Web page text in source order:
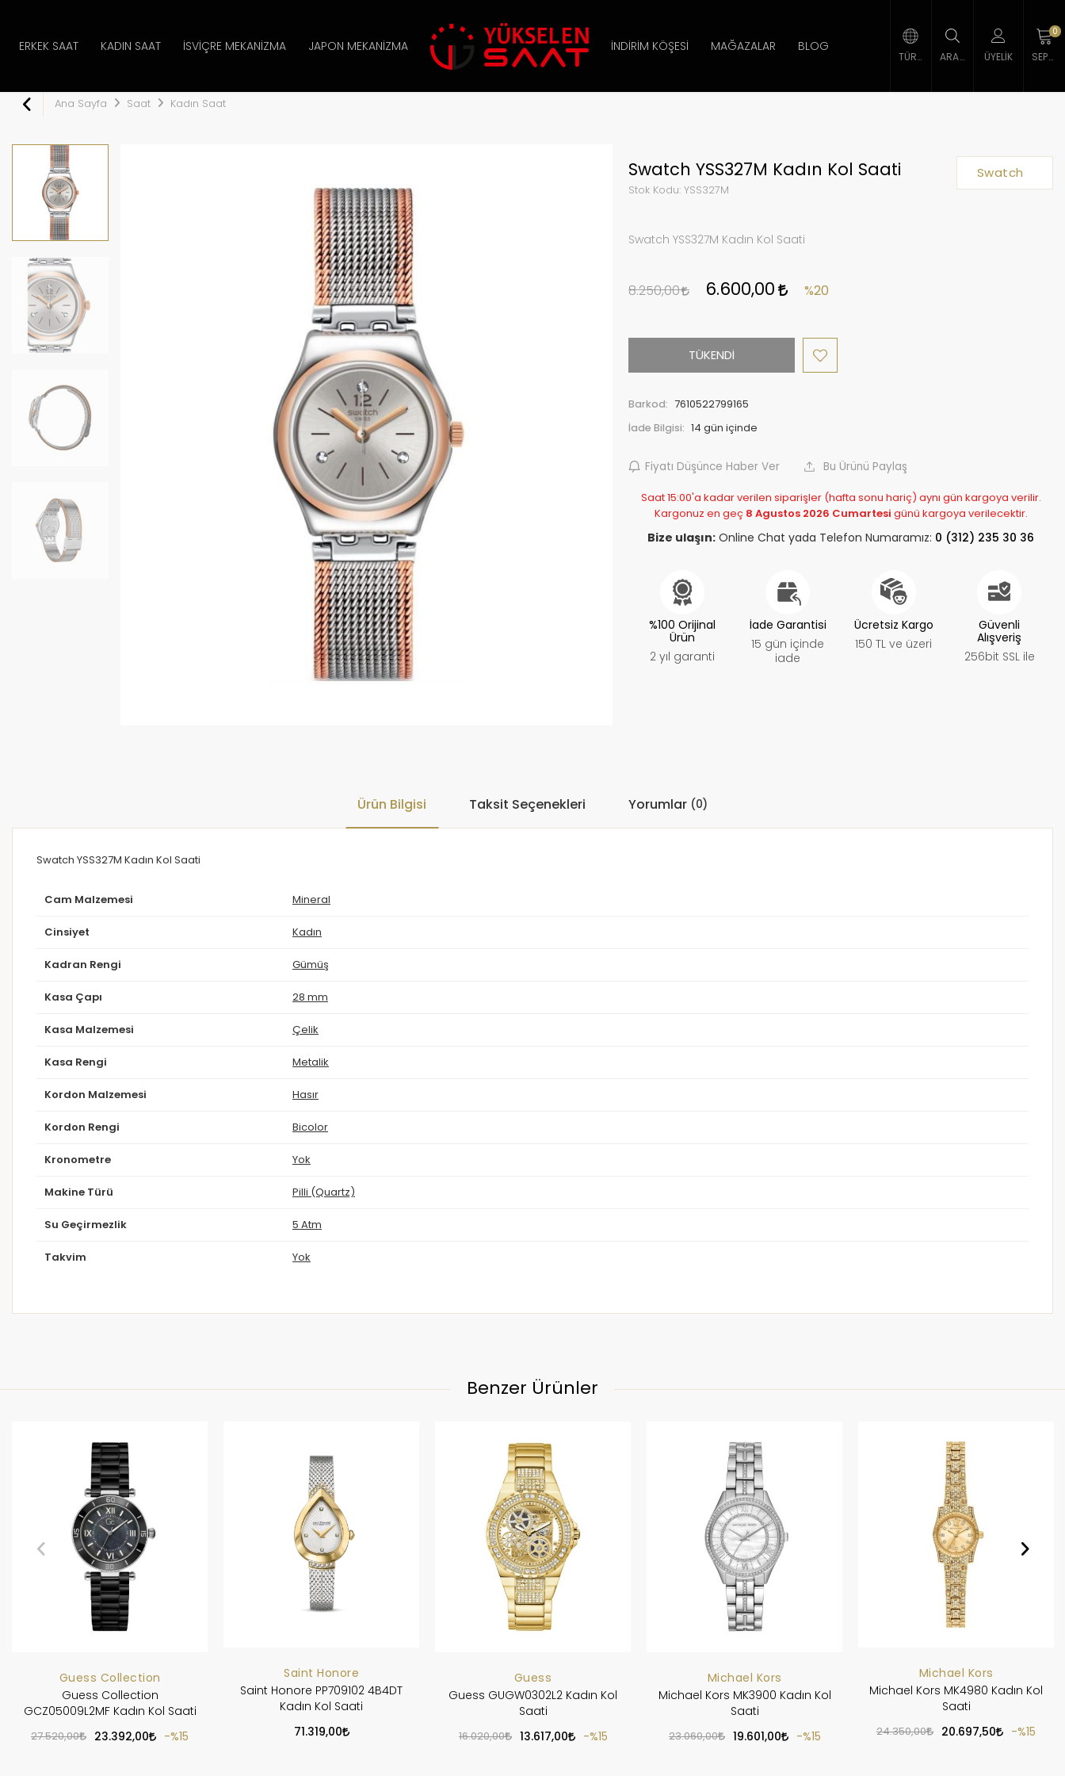
ERKEK SAAT KADIN SAAT İSVIÇRE MEKANIZMA JAPON MEKANIZMA İNDIRIM KÖŞESI MAĞAZALAR BLOG
ÜYELIK
0
Ana Sayfa Saat Kadın Saat
Swatch
Swatch YSS327M Kadın Kol Saati
Stok Kodu: YSS327M
Swatch YSS327M Kadın Kol Saati
8.250,00 6.600,00 %20
TÜKENDİ
Barkod: 7610522799165
İade Bilgisi:
Fiyatı Düşünce Haber Ver Bu Ürünü Paylaş
Saat 15:00'a kadar verilen siparişler (hafta sonu hariç) aynı gün kargoya verilir.
Kargonuz en geç 8 Agustos 2026 Cumartesi günü kargoya verilecektir.
Bize ulaşın: Online Chat yada Telefon Numaramız: 0 (312) 235 30 36
%100 Orijinal
Ürün
2 yıl garanti
İade Garantisi
15 gün içinde
iade
Ücretsiz Kargo
150 TL ve üzeri
Güvenli
Alışveriş
256bit SSL ile
Ürün Bilgisi Taksit Seçenekleri Yorumlar (0)
Swatch YSS327M Kadın Kol Saati
Cam Malzemesi Mineral
Cinsiyet Kadın
Kadran Rengi Gümüş
Kasa Çapı 28 mm
Kasa Malzemesi Çelik
Kasa Rengi Metalik
Kordon Malzemesi Hasır
Kordon Rengi Bicolor
Kronometre Yok
Makine Türü Pilli (Quartz)
Su Geçirmezlik 5 Atm
Takvim Yok
Benzer Ürünler
Guess Collection
Guess Collection
GCZ05009L2MF Kadın Kol Saati
27.520,00 23.392,00 %15
Saint Honore
Saint Honore PP709102 4B4DT
Kadın Kol Saati
71.319,00
Guess
Guess GUGW0302L2 Kadın Kol
Saati
16.020,00 13.617,00 %15
Michael Kors
Michael Kors MK3900 Kadın Kol
Saati
23.060,00 19.601,00 %15
Michael Kors
Michael Kors MK4980 Kadın Kol
Saati
24.350,00 20.697,50 %15